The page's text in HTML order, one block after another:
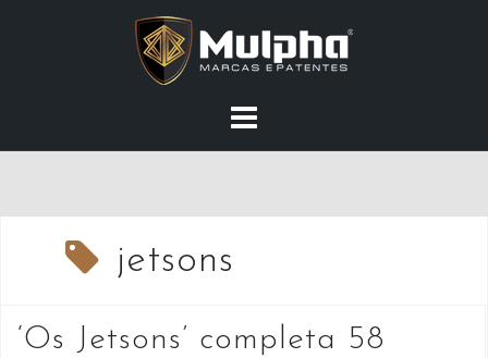
jetsons
‘Os Jetsons’ completa 58